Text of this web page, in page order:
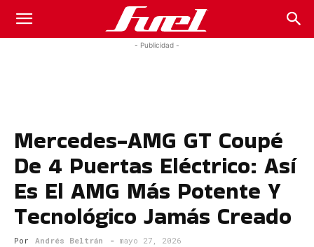
Fuel
Magazine
- Publicidad -
Mercedes-AMG GT Coupé
De 4 Puertas Eléctrico: Así
Es El AMG Más Potente Y
Tecnológico Jamás Creado
Por Andrés Beltrán - mayo 27, 2026